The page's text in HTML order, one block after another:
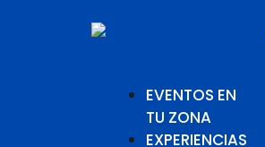
EVENTOS EN
TU ZONA
EXPERIENCIAS